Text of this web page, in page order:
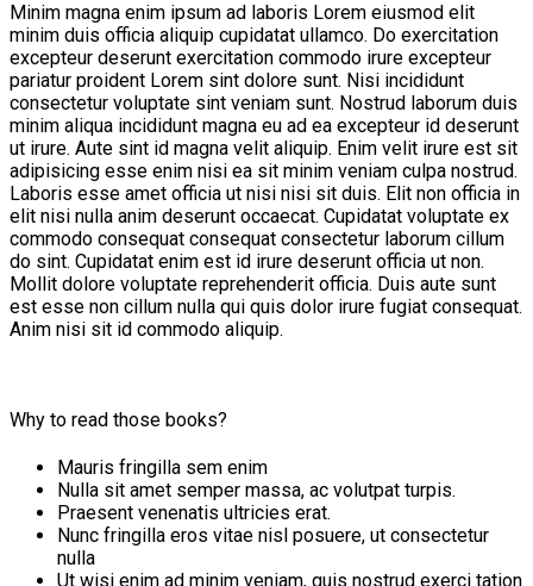
Minim magna enim ipsum ad laboris Lorem eiusmod elit
minim duis officia aliquip cupidatat ullamco. Do exercitation
excepteur deserunt exercitation commodo irure excepteur
pariatur proident Lorem sint dolore sunt. Nisi incididunt
consectetur voluptate sint veniam sunt. Nostrud laborum duis
minim aliqua incididunt magna eu ad ea excepteur id deserunt
ut irure. Aute sint id magna velit aliquip. Enim velit irure est sit
adipisicing esse enim nisi ea sit minim veniam culpa nostrud.
Laboris esse amet officia ut nisi nisi sit duis. Elit non officia in
elit nisi nulla anim deserunt occaecat. Cupidatat voluptate ex
commodo consequat consequat consectetur laborum cillum
do sint. Cupidatat enim est id irure deserunt officia ut non.
Mollit dolore voluptate reprehenderit officia. Duis aute sunt
est esse non cillum nulla qui quis dolor irure fugiat consequat.
Anim nisi sit id commodo aliquip.
Why to read those books?
Mauris fringilla sem enim
Nulla sit amet semper massa, ac volutpat turpis.
Praesent venenatis ultricies erat.
Nunc fringilla eros vitae nisl posuere, ut consectetur
nulla
Ut wisi enim ad minim veniam, quis nostrud exerci tation